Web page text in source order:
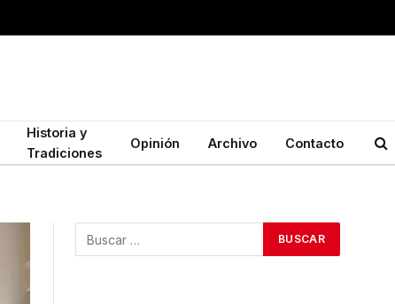
Historia y
Tradiciones
Opinión Archivo Contacto